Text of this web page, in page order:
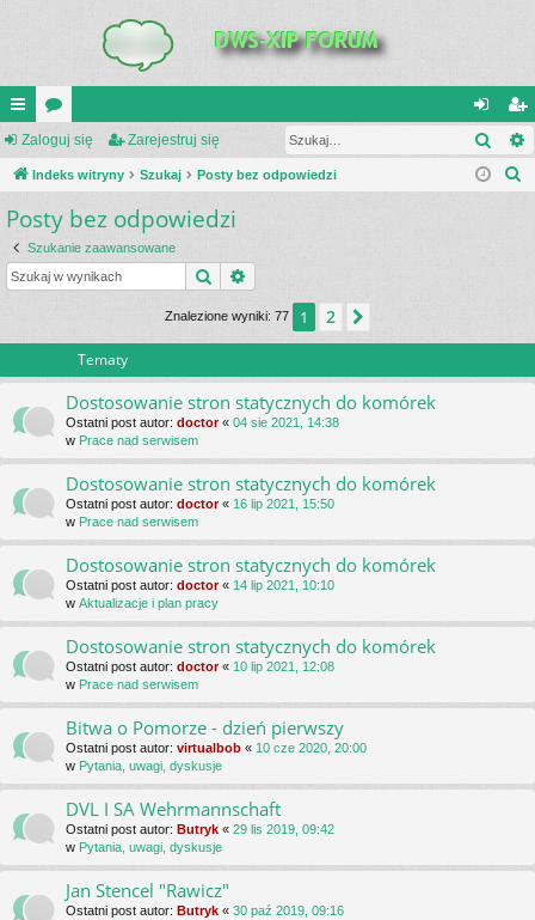
UI
C
K
_L
IN
or
a
al
og
ar
ej
Zaloguj się Zarejestruj się
Indeks witryny Szukaj Posty bez odpowiedzi
Posty bez odpowiedzi
Szukanie zaawansowane
Szukaj
Znalezione wyniki: 77 1 2
Tematy
Dostosowanie stron statycznych do komórek
Ostatni post autor: doctor« 04 sie 2021, 14:38
w Prace nad serwisem
Dostosowanie stron statycznych do komórek
Ostatni post autor: doctor« 16 lip 2021, 15:50
w Prace nad serwisem
Dostosowanie stron statycznych do komórek
Ostatni post autor: doctor« 14 lip 2021, 10:10
w Aktualizacje i plan pracy
Dostosowanie stron statycznych do komórek
Ostatni post autor: doctor« 10 lip 2021, 12:08
w Prace nad serwisem
Bitwa o Pomorze - dzień pierwszy
Ostatni post autor: virtualbob « 10 cze 2020, 20:00
w Pytania, uwagi, dyskusje
DVL I SA Wehrmannschaft
Ostatni post autor: Butryk « 29 lis 2019, 09:42
w Pytania, uwagi, dyskusje
Jan Stencel "Rawicz"
Ostatni post autor: Butryk « 30 paź 2019, 09:16